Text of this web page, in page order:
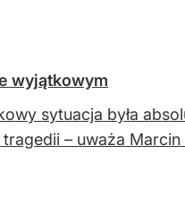
wyjątkowym
sytuacja była
– uważa